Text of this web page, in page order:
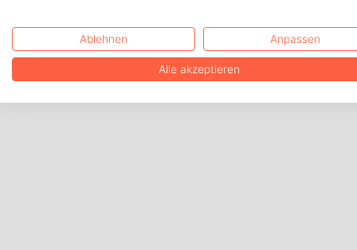
Ablehnen Anpassen
Alle akzeptieren